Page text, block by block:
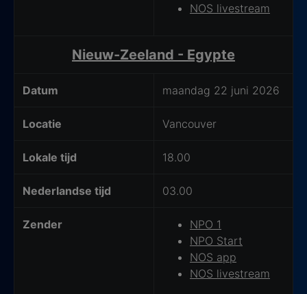
NOS livestream
Nieuw-Zeeland - Egypte
Datum maandag 22 juni 2026
Locatie Vancouver
Lokale tijd 18.00
Nederlandse tijd 03.00
Zender
NPO 1
NPO Start
NOS app
NOS livestream